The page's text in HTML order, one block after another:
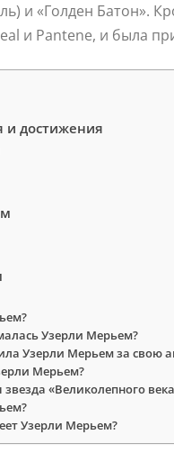
и «Голден Батон».
и Pantene, и была
и достижения
Узерли Мерьем?
Узерли Мерьем за свою
Мерьем?
«Великолепного
Узерли Мерьем?